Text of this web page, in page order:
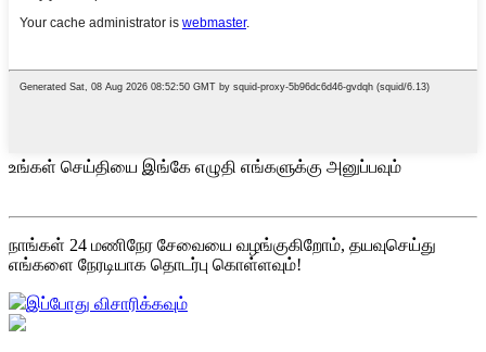
உங்கள் செய்தியை இங்கே எழுதி எங்களுக்கு அனுப்பவும்
நாங்கள் 24 மணிநேர சேவையை வழங்குகிறோம், தயவுசெய்து
எங்களை நேரடியாக தொடர்பு கொள்ளவும்!
இப்போது விசாரிக்கவும்